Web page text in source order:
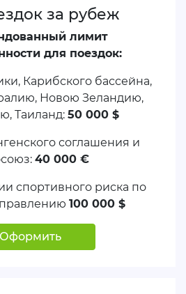
за рубеж
лимит
для поездок:
Карибского бассейна,
Новою Зеландию,
Таиланд: 50 000 $
соглашения и
40 000 €
спортивного риска по
100 000 $
Оформить